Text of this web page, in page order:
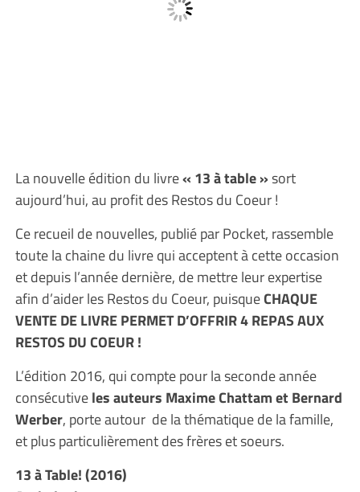
La nouvelle édition du livre« 13 à table »sort
aujourd’hui, au profit des Restos du Coeur !
Ce recueil de nouvelles, publié par Pocket, rassemble
toute la chaine du livre qui acceptent à cette occasion
et depuis l’année dernière, de mettre leur expertise
afin d’aider les Restos du Coeur, puisqueCHAQUE
VENTE DE LIVRE PERMET D’OFFRIR 4 REPAS AUX
RESTOS DU COEUR !
L’édition 2016, qui compte pour la seconde année
consécutiveles auteurs Maxime Chattam et Bernard
Werber, porte autour de la thématique de la famille,
et plus particulièrement des frères et soeurs.
13 à Table! (2016)